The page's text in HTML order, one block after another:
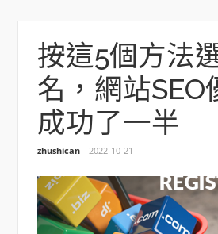
按這5個方法
名，網站SEO
成功了一半
zhushican 2022-10-21